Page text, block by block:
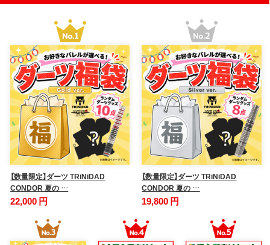
【数量限定】ダーツ TRiNiDAD
CONDOR 夏の …
22,000 円
【数量限定】ダーツ TRiNiDAD
CONDOR 夏の …
19,800 円